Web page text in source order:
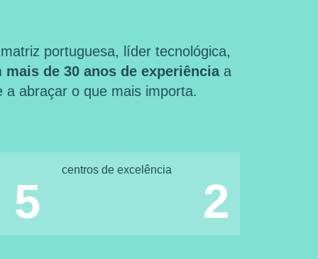
portuguesa, líder tecnológica,
mais de 30 anos de experiênciaa
a abraçar o que mais importa.
5
centros de excelência
2